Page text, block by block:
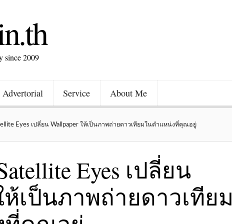
since 2009
Advertorial Service About Me
Eyes เปลี่ยน Wallpaper ให้เป็นภาพถ่ายดาวเทียมในตำแหน่งที่คุณอยู่
Eyes เปลี่ยน
ห้เป็นภาพถ่ายดาวเทียม